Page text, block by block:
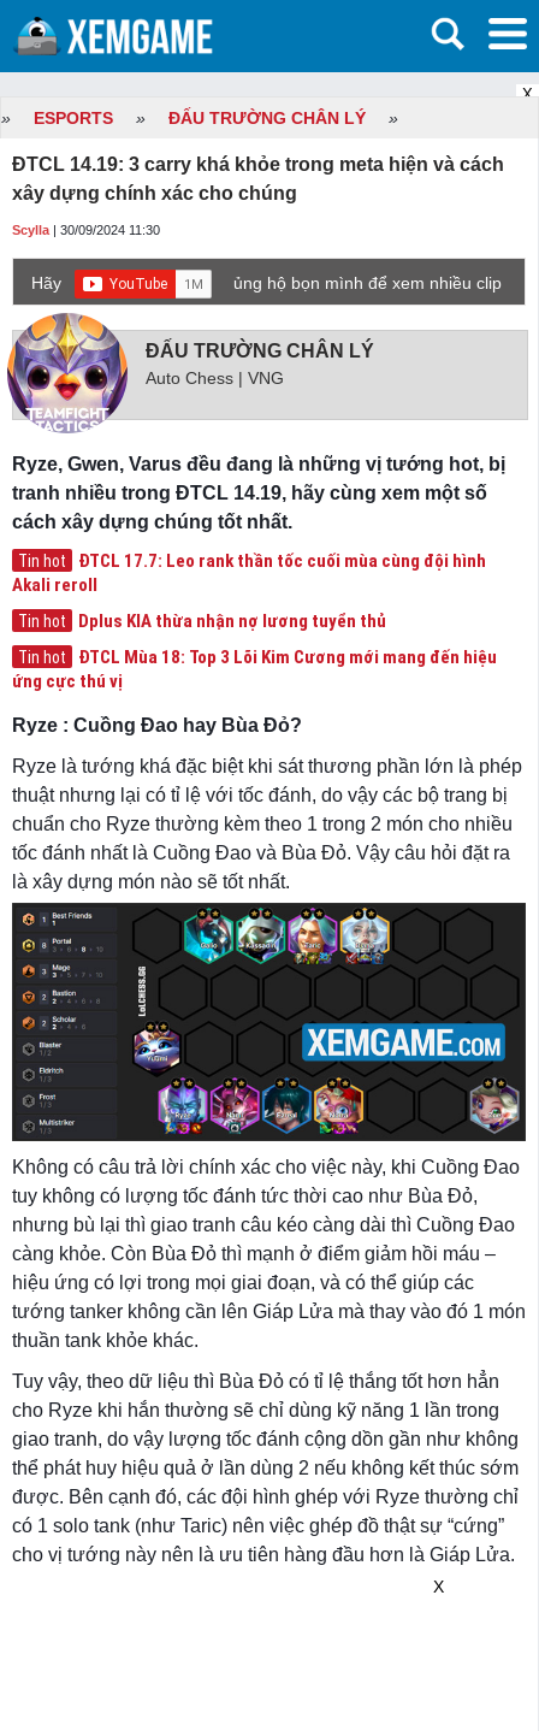
X
» ESPORTS » ĐẤU TRƯỜNG CHÂN LÝ »
ĐTCL 14.19: 3 carry khá khỏe trong meta hiện và cách
xây dựng chính xác cho chúng
Scylla | 30/09/2024 11:30
Hãy
ủng hộ bọn mình để xem nhiều clip
game mới hơn nhé!
ĐẤU TRƯỜNG CHÂN LÝ
Auto Chess | VNG
Ryze, Gwen, Varus đều đang là những vị tướng hot, bị
tranh nhiều trong ĐTCL 14.19, hãy cùng xem một số
cách xây dựng chúng tốt nhất.
Tin hot
ĐTCL 17.7: Leo rank thần tốc cuối mùa cùng đội hình
Akali reroll
Tin hot Dplus KIA thừa nhận nợ lương tuyển thủ
Tin hot
ĐTCL Mùa 18: Top 3 Lõi Kim Cương mới mang đến hiệu
ứng cực thú vị
Ryze : Cuồng Đao hay Bùa Đỏ?
Ryze là tướng khá đặc biệt khi sát thương phần lớn là phép
thuật nhưng lại có tỉ lệ với tốc đánh, do vậy các bộ trang bị
chuẩn cho Ryze thường kèm theo 1 trong 2 món cho nhiều
tốc đánh nhất là Cuồng Đao và Bùa Đỏ. Vậy câu hỏi đặt ra
là xây dựng món nào sẽ tốt nhất.
Không có câu trả lời chính xác cho việc này, khi Cuồng Đao
tuy không có lượng tốc đánh tức thời cao như Bùa Đỏ,
nhưng bù lại thì giao tranh câu kéo càng dài thì Cuồng Đao
càng khỏe. Còn Bùa Đỏ thì mạnh ở điểm giảm hồi máu –
hiệu ứng có lợi trong mọi giai đoạn, và có thể giúp các
tướng tanker không cần lên Giáp Lửa mà thay vào đó 1 món
thuần tank khỏe khác.
Tuy vậy, theo dữ liệu thì Bùa Đỏ có tỉ lệ thắng tốt hơn hẳn
cho Ryze khi hắn thường sẽ chỉ dùng kỹ năng 1 lần trong
giao tranh, do vậy lượng tốc đánh cộng dồn gần như không
thể phát huy hiệu quả ở lần dùng 2 nếu không kết thúc sớm
được. Bên cạnh đó, các đội hình ghép với Ryze thường chỉ
có 1 solo tank (như Taric) nên việc ghép đồ thật sự “cứng”
cho vị tướng này nên là ưu tiên hàng đầu hơn là Giáp Lửa.
X